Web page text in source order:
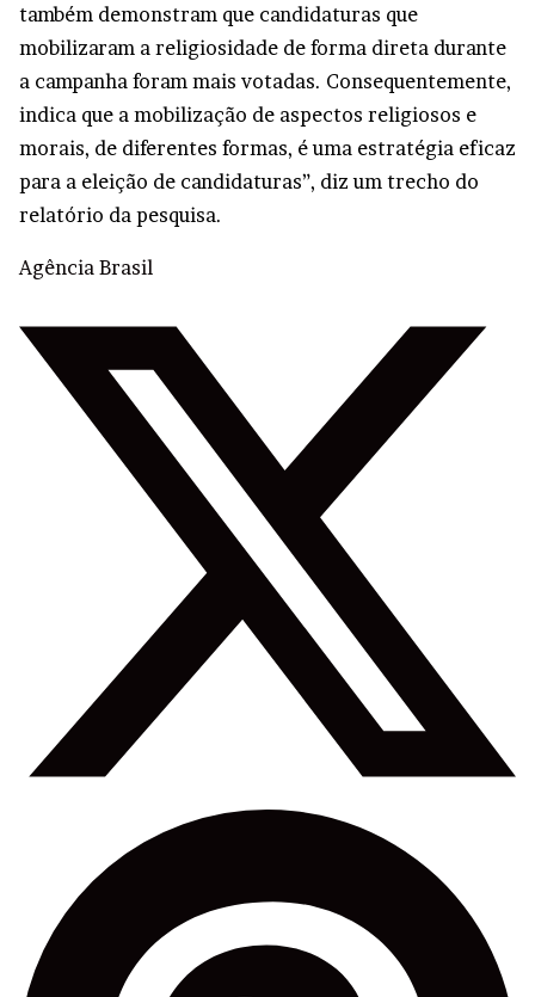
também demonstram que candidaturas que
mobilizaram a religiosidade de forma direta durante
a campanha foram mais votadas. Consequentemente,
indica que a mobilização de aspectos religiosos e
morais, de diferentes formas, é uma estratégia eficaz
para a eleição de candidaturas”, diz um trecho do
relatório da pesquisa.
Agência Brasil